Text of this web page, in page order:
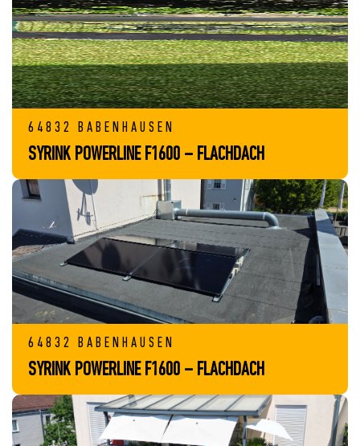
64832 BABENHAUSEN
SYRINK POWERLINE F1600 – FLACHDACH
64832 BABENHAUSEN
SYRINK POWERLINE F1600 – FLACHDACH